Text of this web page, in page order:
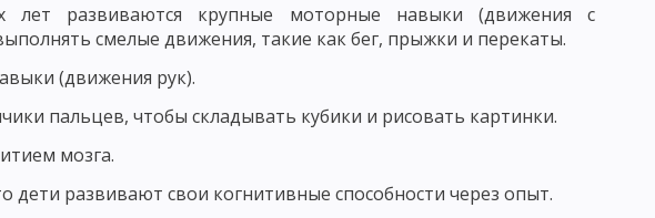
СБОР РЕЗУЛЬТАТОВ ИССЛЕДОВАНИЯ И ИХ ПРЕДВАРИТЕЛЬНЫЙ ОТБОР
ИНТЕРВЬЮ
ЭТАПЫ ПРОЦЕДУРЫ ОПРОСА
ПРОЦЕСС И ЕГО ОБЩАЯ ХАРАКТЕРИСТИКА
развиваются крупные моторные навыки (движения с
смелые движения, такие как бег, прыжки и перекаты.
(движения рук).
пальцев, чтобы складывать кубики и рисовать картинки.
мозга.
развивают свои когнитивные способности через опыт.